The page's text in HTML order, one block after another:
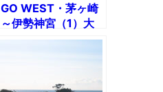
GO WEST・茅ヶ崎
～伊勢神宮（1）大
井川を越えて浜松ま